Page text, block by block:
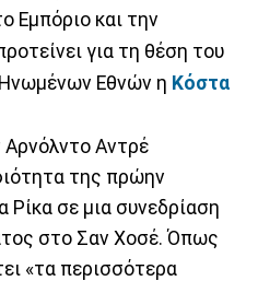
Εμπόριο και την
για τη θέση του
Εθνών η Κόστα
Αντρέ
της πρώην
σε μια συνεδρίαση
στο Σαν Χοσέ. Όπως
«τα περισσότερα